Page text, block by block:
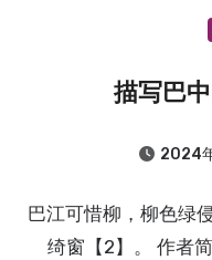
描写巴
2024
巴江可惜柳，柳色绿
绮窗【2】。 作者